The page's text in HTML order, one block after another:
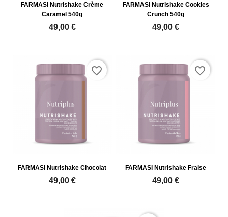
FARMASI Nutrishake Crème
Caramel 540g
49,00 €
FARMASI Nutrishake Cookies
Crunch 540g
49,00 €
FARMASI Nutrishake Chocolat
49,00 €
favorite_border
FARMASI Nutrishake Fraise
49,00 €
favorite_border